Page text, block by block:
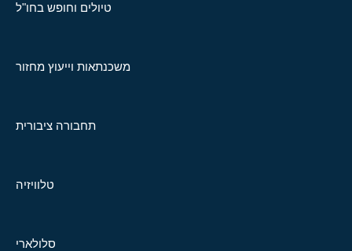
טיולים וחופש בחו"ל
משכנתאות וייעוץ מחזור
תחבורה ציבורית
טלוויזיה
סלולארי